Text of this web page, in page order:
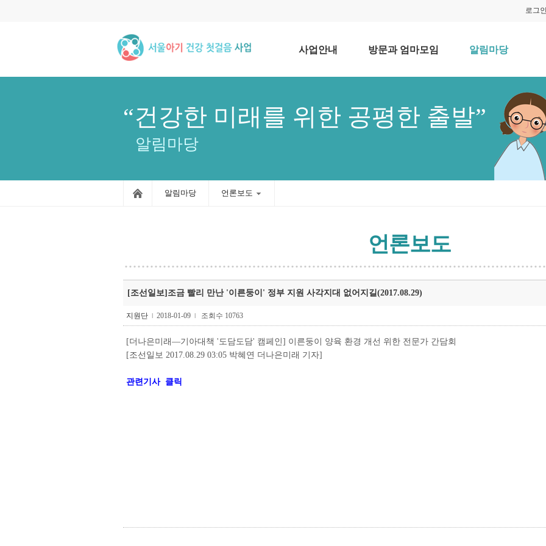
로그인
사업안내 방문과 엄마모임 알림마당
“건강한 미래를 위한 공평한 출발”
알림마당
알림마당 언론보도
언론보도
[조선일보]조금 빨리 만난 '이른둥이' 정부 지원 사각지대 없어지길(2017.08.29)
지원단 l 2018-01-09 l 조회수 10763
[더나은미래―기아대책 '도담도담' 캠페인] 이른둥이 양육 환경 개선 위한 전문가 간담회
[조선일보 2017.08.29 03:05 박혜연 더나은미래 기자]
관련기사 클릭